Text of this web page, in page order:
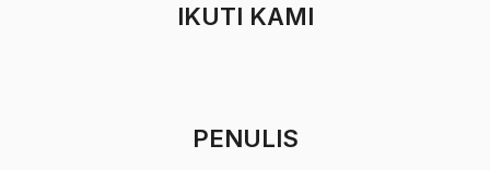
IKUTI KAMI
PENULIS